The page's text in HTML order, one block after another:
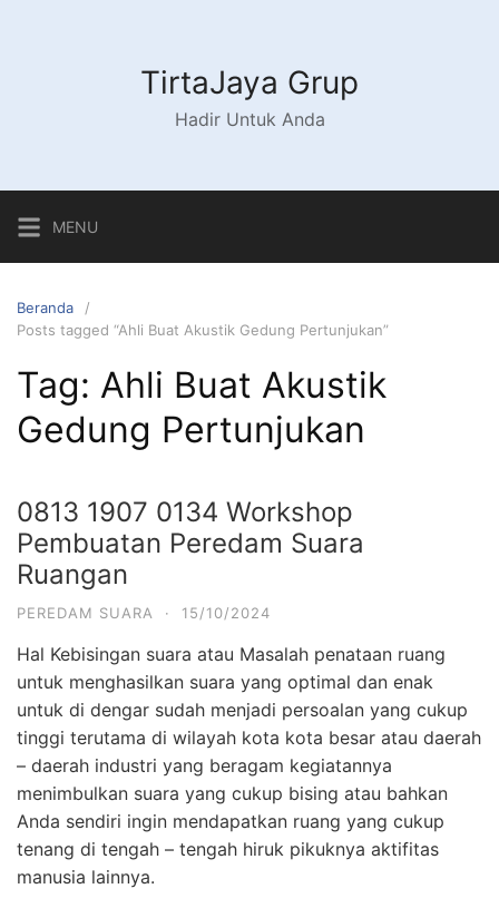
TirtaJaya Grup
Hadir Untuk Anda
MENU
Beranda
Posts tagged “Ahli Buat Akustik Gedung Pertunjukan”
Tag: Ahli Buat Akustik
Gedung Pertunjukan
0813 1907 0134 Workshop
Pembuatan Peredam Suara
Ruangan
PEREDAM SUARA · 15/10/2024
Hal Kebisingan suara atau Masalah penataan ruang
untuk menghasilkan suara yang optimal dan enak
untuk di dengar sudah menjadi persoalan yang cukup
tinggi terutama di wilayah kota kota besar atau daerah
– daerah industri yang beragam kegiatannya
menimbulkan suara yang cukup bising atau bahkan
Anda sendiri ingin mendapatkan ruang yang cukup
tenang di tengah – tengah hiruk pikuknya aktifitas
manusia lainnya.